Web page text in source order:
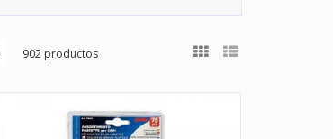
902 productos